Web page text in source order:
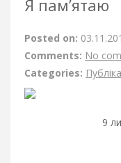
Я пам’ятаю
Posted on:
Comments: No
Categories:
9